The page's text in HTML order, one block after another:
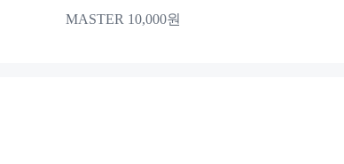
MASTER 10,000원